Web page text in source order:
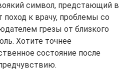
символ, предстающий в
к врачу, проблемы со
грезы от близкого
Хотите точнее
состояние после